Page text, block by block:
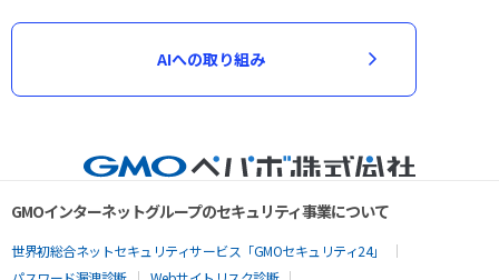
AIへの取り組み
GMOインターネットグループのセキュリティ事業について
世界初総合ネットセキュリティサービス「GMOセキュリティ24」